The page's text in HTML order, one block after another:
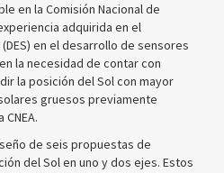
en la Comisión Nacional de
adquirida en el
en el desarrollo de sensores
la necesidad de contar con
la posición del Sol con mayor
gruesos previamente
de seis propuestas de
del Sol en uno y dos ejes. Estos